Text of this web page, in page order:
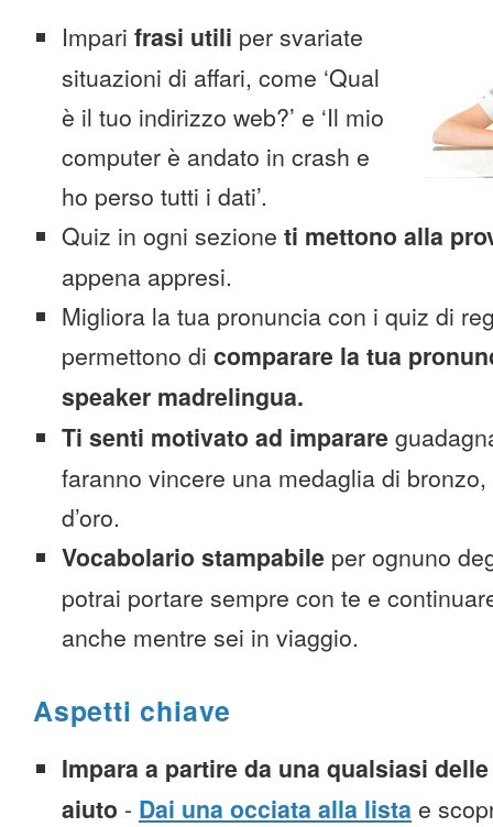
Impari frasi utili per svariate
situazioni di affari, come ‘Qual
è il tuo indirizzo web?’ e ‘Il mio
computer è andato in crash e
ho perso tutti i dati’.
Quiz in ogni sezione ti mettono alla
appena appresi.
Migliora la tua pronuncia con i quiz di
permettono di comparare la tua
speaker madrelingua.
Ti senti motivato ad imparare
faranno vincere una medaglia di
d’oro.
Vocabolario stampabile per ognuno
potrai portare sempre con te e
anche mentre sei in viaggio.
Aspetti chiave
Impara a partire da una qualsiasi
aiuto - Dai una occiata alla lista e